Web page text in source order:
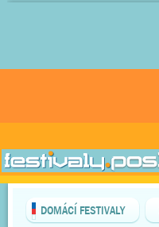
DOMÁCÍ FESTIVALY